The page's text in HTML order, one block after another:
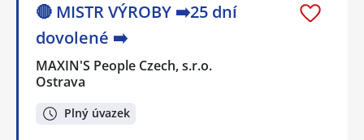
🔴 MISTR VÝROBY ➡️25 dní
dovolené ➡️
MAXIN'S People Czech, s.r.o.
Ostrava
Plný úvazek